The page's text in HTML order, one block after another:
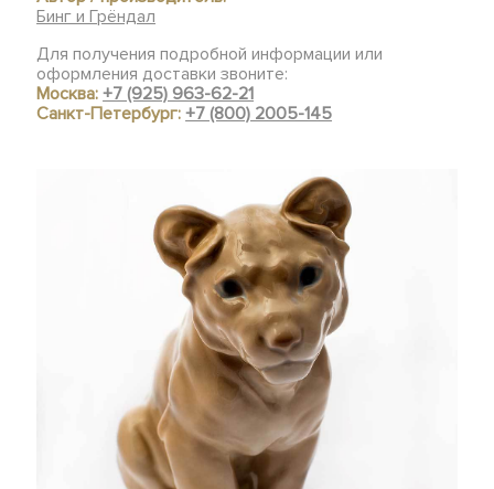
Бинг и Грёндал
Для получения подробной информации или
оформления доставки звоните:
Москва:+7 (925) 963-62-21
Санкт-Петербург:+7 (800) 2005-145